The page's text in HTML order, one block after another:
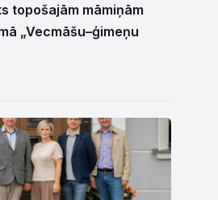
topošajām māmiņām
„Vecmāšu–ģimeņu